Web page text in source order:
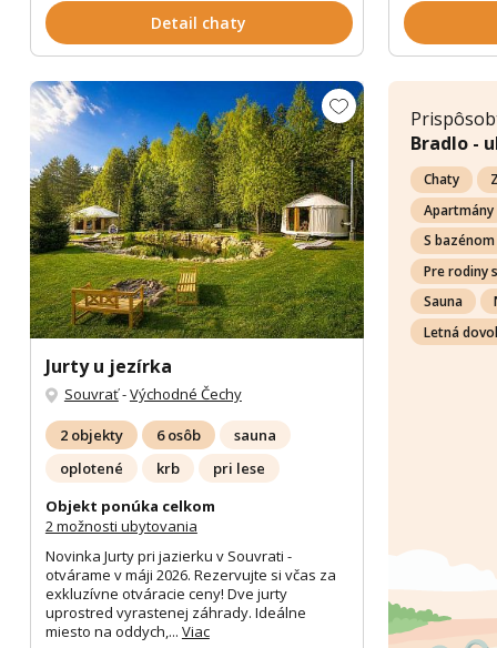
Detail chaty
Jurty u jezírka
Souvrať-Východné Čechy
2 objekty 6 osôb
sauna
oplotené
krb
pri lese
Objekt ponúka celkom
2 možnosti ubytovania
Novinka Jurty pri jazierku v Souvrati -
otvárame v máji 2026. Rezervujte si včas za
exkluzívne otváracie ceny! Dve jurty
uprostred vyrastenej záhrady. Ideálne
miesto na oddych,... Viac
Bradlo -
Chaty
Apartmány
S bazénom
Pre rodiny
Sauna
Letná